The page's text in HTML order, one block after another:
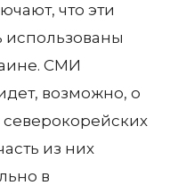
что эти
использованы
СМИ
возможно, о
из них
в